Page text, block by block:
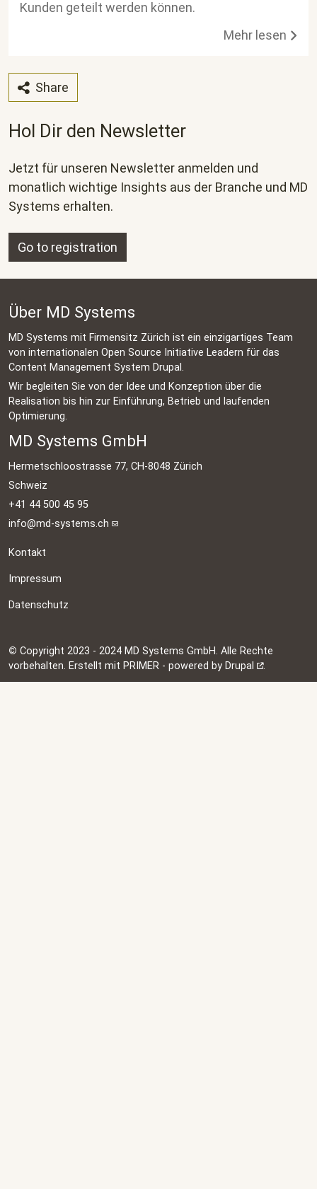
Kunden geteilt werden können.
Mehr lesen
Share
Hol Dir den Newsletter
Jetzt für unseren Newsletter anmelden und
monatlich wichtige Insights aus der Branche und MD
Systems erhalten.
Go to registration
Über MD Systems
MD Systems mit Firmensitz Zürich ist ein einzigartiges Team
von internationalen Open Source Initiative Leadern für das
Content Management System Drupal.
Wir begleiten Sie von der Idee und Konzeption über die
Realisation bis hin zur Einführung, Betrieb und laufenden
Optimierung.
MD Systems GmbH
Hermetschloostrasse 77, CH-8048 Zürich
Schweiz
+41 44 500 45 95
info@md-systems.ch
Kontakt
Impressum
Datenschutz
© Copyright 2023 - 2024 MD Systems GmbH. Alle Rechte
vorbehalten. Erstellt mit PRIMER - powered by Drupal .